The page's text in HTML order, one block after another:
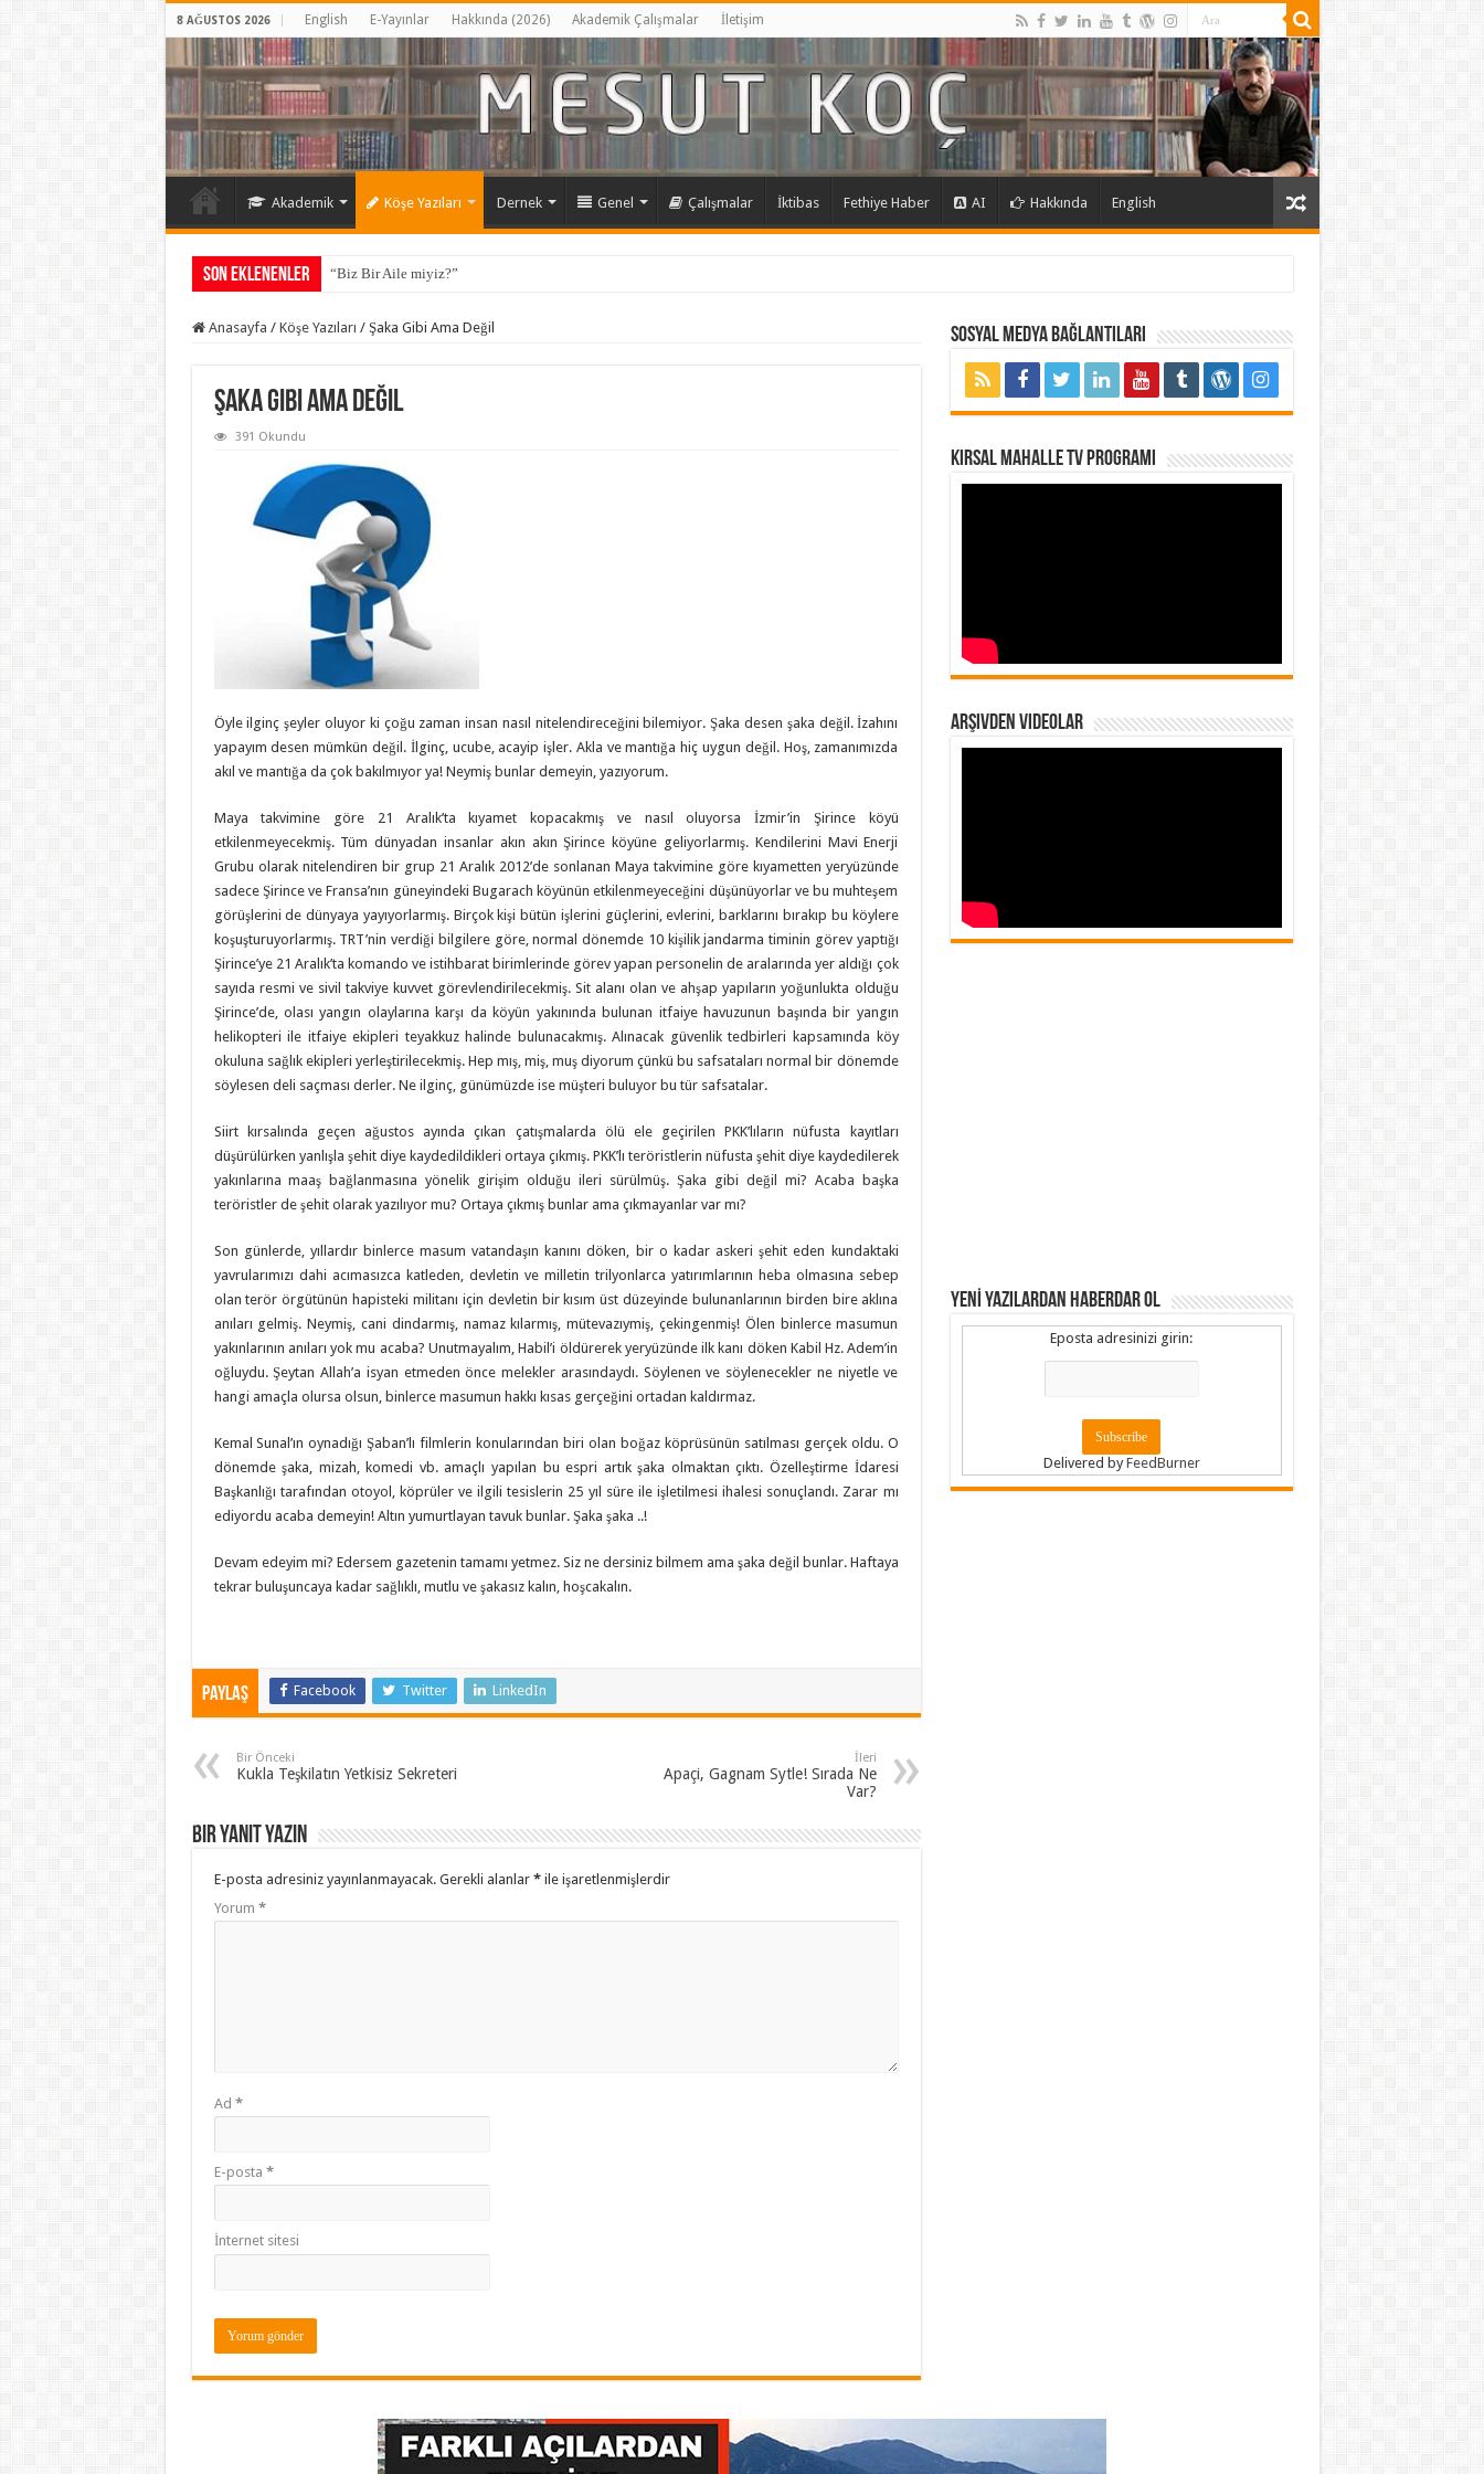
8 AĞUSTOS 2026 English E-Yayınlar Hakkında (2026) Akademik Çalışmalar İletişim
Akademik Köşe Yazıları Dernek Genel Çalışmalar İktibas Fethiye Haber AI Hakkında English
Son Eklenenler “Biz Bir Aile miyiz?”
Anasayfa / Köşe Yazıları / Şaka Gibi Ama Değil
Şaka Gibi Ama Değil
391 Okundu
Öyle ilginç şeyler oluyor ki çoğu zaman insan nasıl nitelendireceğini bilemiyor. Şaka desen şaka değil. İzahını
yapayım desen mümkün değil. İlginç, ucube, acayip işler. Akla ve mantığa hiç uygun değil. Hoş, zamanımızda
akıl ve mantığa da çok bakılmıyor ya! Neymiş bunlar demeyin, yazıyorum.
Maya takvimine göre 21 Aralık’ta kıyamet kopacakmış ve nasıl oluyorsa İzmir’in Şirince köyü
etkilenmeyecekmiş. Tüm dünyadan insanlar akın akın Şirince köyüne geliyorlarmış. Kendilerini Mavi Enerji
Grubu olarak nitelendiren bir grup 21 Aralık 2012’de sonlanan Maya takvimine göre kıyametten yeryüzünde
sadece Şirince ve Fransa’nın güneyindeki Bugarach köyünün etkilenmeyeceğini düşünüyorlar ve bu muhteşem
görüşlerini de dünyaya yayıyorlarmış. Birçok kişi bütün işlerini güçlerini, evlerini, barklarını bırakıp bu köylere
koşuşturuyorlarmış. TRT’nin verdiği bilgilere göre, normal dönemde 10 kişilik jandarma timinin görev yaptığı
Şirince’ye 21 Aralık’ta komando ve istihbarat birimlerinde görev yapan personelin de aralarında yer aldığı çok
sayıda resmi ve sivil takviye kuvvet görevlendirilecekmiş. Sit alanı olan ve ahşap yapıların yoğunlukta olduğu
Şirince’de, olası yangın olaylarına karşı da köyün yakınında bulunan itfaiye havuzunun başında bir yangın
helikopteri ile itfaiye ekipleri teyakkuz halinde bulunacakmış. Alınacak güvenlik tedbirleri kapsamında köy
okuluna sağlık ekipleri yerleştirilecekmiş. Hep mış, miş, muş diyorum çünkü bu safsataları normal bir dönemde
söylesen deli saçması derler. Ne ilginç, günümüzde ise müşteri buluyor bu tür safsatalar.
Siirt kırsalında geçen ağustos ayında çıkan çatışmalarda ölü ele geçirilen PKK’lıların nüfusta kayıtları
düşürülürken yanlışla şehit diye kaydedildikleri ortaya çıkmış. PKK’lı teröristlerin nüfusta şehit diye kaydedilerek
yakınlarına maaş bağlanmasına yönelik girişim olduğu ileri sürülmüş. Şaka gibi değil mi? Acaba başka
teröristler de şehit olarak yazılıyor mu? Ortaya çıkmış bunlar ama çıkmayanlar var mı?
Son günlerde, yıllardır binlerce masum vatandaşın kanını döken, bir o kadar askeri şehit eden kundaktaki
yavrularımızı dahi acımasızca katleden, devletin ve milletin trilyonlarca yatırımlarının heba olmasına sebep
olan terör örgütünün hapisteki militanı için devletin bir kısım üst düzeyinde bulunanlarının birden bire aklına
anıları gelmiş. Neymiş, cani dindarmış, namaz kılarmış, mütevazıymiş, çekingenmiş! Ölen binlerce masumun
yakınlarının anıları yok mu acaba? Unutmayalım, Habil’i öldürerek yeryüzünde ilk kanı döken Kabil Hz. Adem’in
oğluydu. Şeytan Allah’a isyan etmeden önce melekler arasındaydı. Söylenen ve söylenecekler ne niyetle ve
hangi amaçla olursa olsun, binlerce masumun hakkı kısas gerçeğini ortadan kaldırmaz.
Kemal Sunal’ın oynadığı Şaban’lı filmlerin konularından biri olan boğaz köprüsünün satılması gerçek oldu. O
dönemde şaka, mizah, komedi vb. amaçlı yapılan bu espri artık şaka olmaktan çıktı. Özelleştirme İdaresi
Başkanlığı tarafından otoyol, köprüler ve ilgili tesislerin 25 yıl süre ile işletilmesi ihalesi sonuçlandı. Zarar mı
ediyordu acaba demeyin! Altın yumurtlayan tavuk bunlar. Şaka şaka ..!
Devam edeyim mi? Edersem gazetenin tamamı yetmez. Siz ne dersiniz bilmem ama şaka değil bunlar. Haftaya
tekrar buluşuncaya kadar sağlıklı, mutlu ve şakasız kalın, hoşcakalın.
Paylaş Facebook Twitter LinkedIn
Bir Önceki
Kukla Teşkilatın Yetkisiz Sekreteri
İleri
Apaçi, Gagnam Sytle! Sırada Ne
Var?
Bir yanıt yazın
E-posta adresiniz yayınlanmayacak. Gerekli alanlar *ile işaretlenmişlerdir
Yorum *
Ad *
E-posta *
İnternet sitesi
Sosyal Medya Bağlantıları
Kırsal Mahalle TV Programı
Arşivden Videolar
YENİ YAZILARDAN HABERDAR OL
Eposta adresinizi girin:
Delivered byFeedBurner